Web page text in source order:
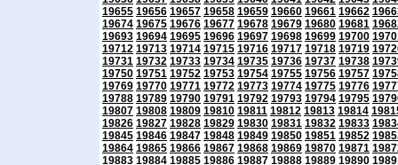
19655 19656 19657 19658 19659 19660 19661 19662
19674 19675 19676 19677 19678 19679 19680 19681
19693 19694 19695 19696 19697 19698 19699 19700
19712 19713 19714 19715 19716 19717 19718 19719
19731 19732 19733 19734 19735 19736 19737 19738
19750 19751 19752 19753 19754 19755 19756 19757
19769 19770 19771 19772 19773 19774 19775 19776
19788 19789 19790 19791 19792 19793 19794 19795
19807 19808 19809 19810 19811 19812 19813 19814
19826 19827 19828 19829 19830 19831 19832 19833
19845 19846 19847 19848 19849 19850 19851 19852
19864 19865 19866 19867 19868 19869 19870 19871
19883 19884 19885 19886 19887 19888 19889 19890